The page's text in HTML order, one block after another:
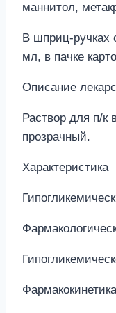
маннитол,
В шприц-ручках
мл, в пачке
Описание
Раствор для п/к
прозрачный.
Характеристика
Фармакокинетика